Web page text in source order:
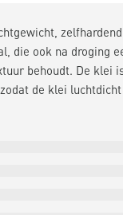
die ook na droging
behoudt. De klei
de klei